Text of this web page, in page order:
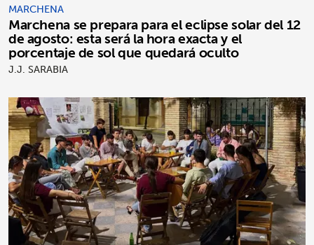
MARCHENA
Marchena se prepara para el eclipse solar del 12
de agosto: esta será la hora exacta y el
porcentaje de sol que quedará oculto
J.J. SARABIA